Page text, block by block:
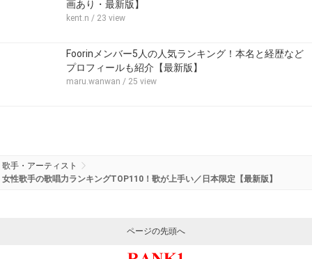
画あり・最新版】
kent.n / 23 view
Foorinメンバー5人の人気ランキング！本名と経歴など
プロフィールも紹介【最新版】
maru.wanwan / 25 view
歌手・アーティスト
女性歌手の歌唱力ランキングTOP110！歌が上手い／日本限定【最新版】
ページの先頭へ